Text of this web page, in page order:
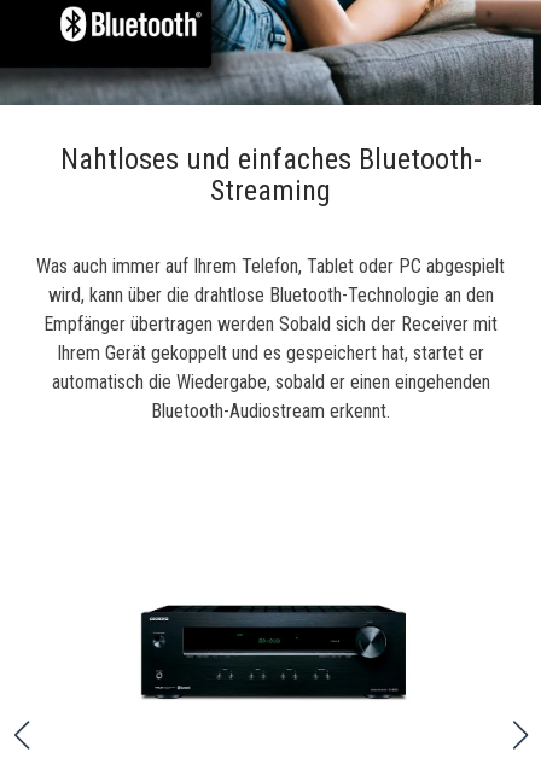
Nahtloses und einfaches Bluetooth-
Streaming
Was auch immer auf Ihrem Telefon, Tablet oder PC abgespielt
wird, kann über die drahtlose Bluetooth-Technologie an den
Empfänger übertragen werden Sobald sich der Receiver mit
Ihrem Gerät gekoppelt und es gespeichert hat, startet er
automatisch die Wiedergabe, sobald er einen eingehenden
Bluetooth-Audiostream erkennt.